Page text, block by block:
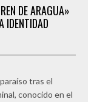
DE ARAGUA»
IDENTIDAD
tras el
conocido en el